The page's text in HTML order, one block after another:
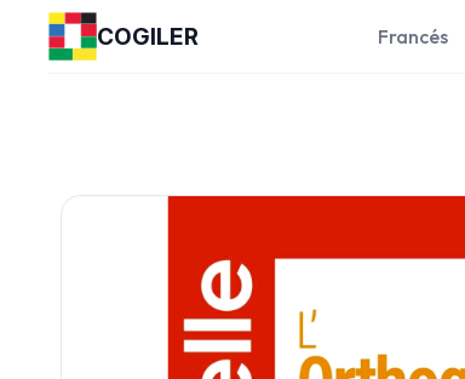
COGILER Francés